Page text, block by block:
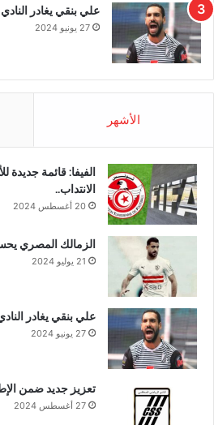
علي بنقي يغادر
27 يونيو 2024
الأشهر
الفيفا: قائمة جديدة
الانتداب..
20 أغسطس 2024
الزمالك المصري
21 يوليو 2024
علي بنقي يغادر
27 يونيو 2024
تعزيز جديد ضمن
27 أغسطس 2024